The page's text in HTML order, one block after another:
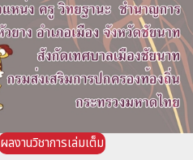
ผลงานวิชาการเล่มเต็ม